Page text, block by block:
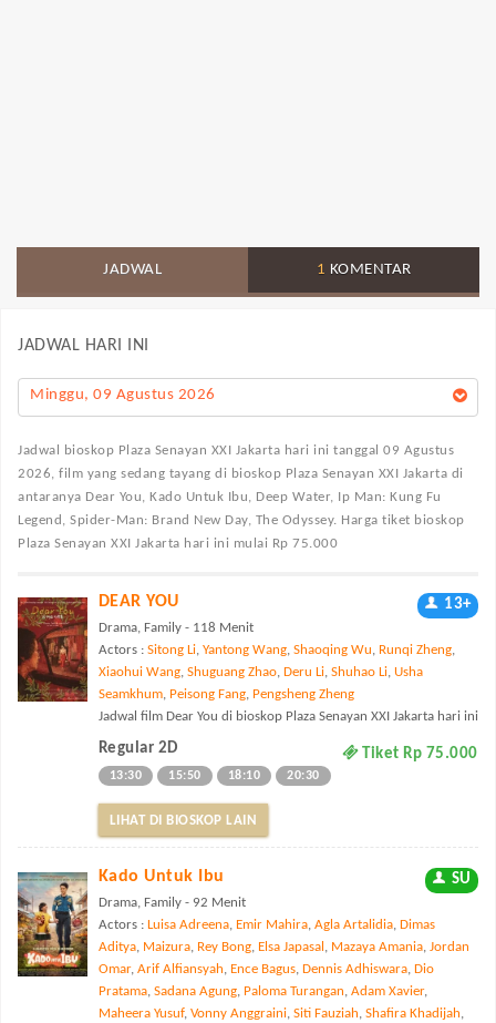
JADWAL 1 KOMENTAR
JADWAL HARI INI
Minggu, 09 Agustus 2026
Jadwal bioskop Plaza Senayan XXI Jakarta hari ini tanggal 09 Agustus
2026, film yang sedang tayang di bioskop Plaza Senayan XXI Jakarta di
antaranya Dear You, Kado Untuk Ibu, Deep Water, Ip Man: Kung Fu
Legend, Spider-Man: Brand New Day, The Odyssey. Harga tiket bioskop
Plaza Senayan XXI Jakarta hari ini mulai Rp 75.000
DEAR YOU 13+
Drama, Family - 118 Menit
Actors : Sitong Li, Yantong Wang, Shaoqing Wu, Runqi Zheng,
Xiaohui Wang, Shuguang Zhao, Deru Li, Shuhao Li, Usha
Seamkhum, Peisong Fang, Pengsheng Zheng
Jadwal film Dear You di bioskop Plaza Senayan XXI Jakarta hari ini
Regular 2D Tiket Rp 75.000
13:30 15:50 18:10 20:30
LIHAT DI BIOSKOP LAIN
Kado Untuk Ibu SU
Drama, Family - 92 Menit
Actors : Luisa Adreena, Emir Mahira, Agla Artalidia, Dimas
Aditya, Maizura, Rey Bong, Elsa Japasal , Mazaya Amania, Jordan
Omar, Arif Alfiansyah, Ence Bagus, Dennis Adhiswara, Dio
Pratama, Sadana Agung, Paloma Turangan, Adam Xavier,
Maheera Yusuf, Vonny Anggraini, Siti Fauziah, Shafira Khadijah,